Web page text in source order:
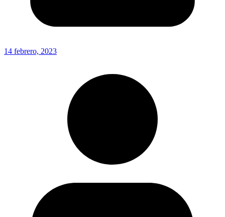
14 febrero, 2023